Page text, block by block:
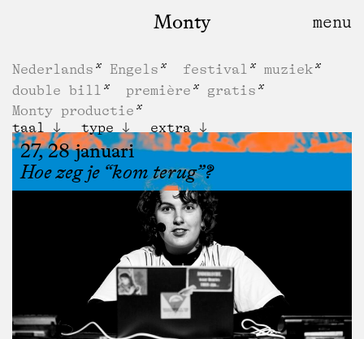
Monty
Nederlands Engels festival
muziek
double bill
première
gratis
Monty productie
taal
type extra
27, 28 januari
Hoe zeg je “kom terug”?